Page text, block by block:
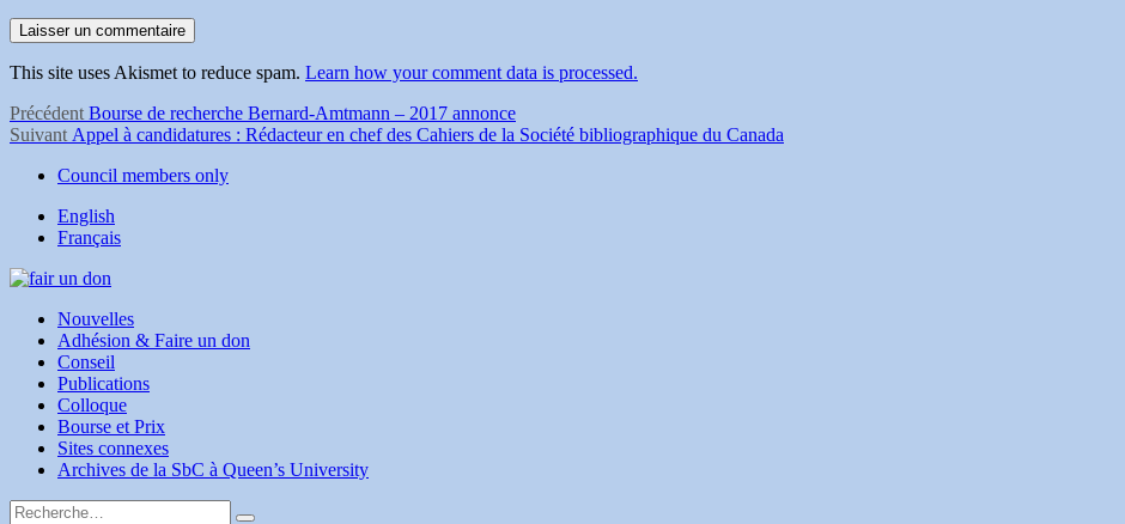
This site uses Akismet to reduce spam. Learn how your comment data is processed.
Navigation
de
l'article
Précédent Article
précédent :
Bourse de recherche Bernard-Amtmann – 2017 annonce
Suivant Article
Appel à candidatures : Rédacteur en chef des Cahiers de la Société bibliographique du Canada
Council members only
English
Français
Nouvelles
Adhésion & Faire un don
Conseil
Publications
Colloque
Bourse et Prix
Sites connexes
Archives de la SbC à Queen’s University
Rechercher :